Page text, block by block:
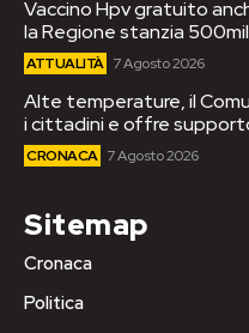
Vaccino Hpv gratuito
la Regione stanzia
ATTUALITÀ 7 Agosto 2026
Alte temperature, il
i cittadini e offre
CRONACA 7 Agosto 2026
Sitemap
Cronaca
Politica